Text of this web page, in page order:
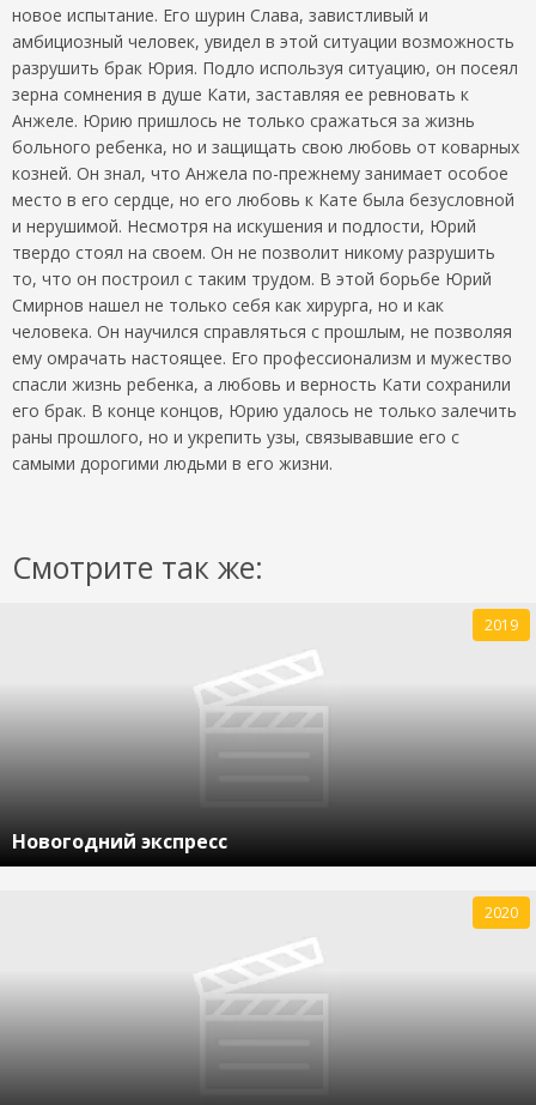
новое испытание. Его шурин Слава, завистливый и
амбициозный человек, увидел в этой ситуации возможность
разрушить брак Юрия. Подло используя ситуацию, он посеял
зерна сомнения в душе Кати, заставляя ее ревновать к
Анжеле. Юрию пришлось не только сражаться за жизнь
больного ребенка, но и защищать свою любовь от коварных
козней. Он знал, что Анжела по-прежнему занимает особое
место в его сердце, но его любовь к Кате была безусловной
и нерушимой. Несмотря на искушения и подлости, Юрий
твердо стоял на своем. Он не позволит никому разрушить
то, что он построил с таким трудом. В этой борьбе Юрий
Смирнов нашел не только себя как хирурга, но и как
человека. Он научился справляться с прошлым, не позволяя
ему омрачать настоящее. Его профессионализм и мужество
спасли жизнь ребенка, а любовь и верность Кати сохранили
его брак. В конце концов, Юрию удалось не только залечить
раны прошлого, но и укрепить узы, связывавшие его с
самыми дорогими людьми в его жизни.
Смотрите так же:
Новогодний экспресс
2019
2020